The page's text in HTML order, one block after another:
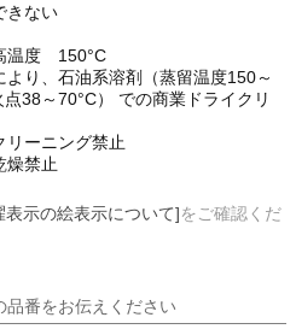
きない
温度 150°C
より、石油系溶剤（蒸留温度150～
点38～70°C） での商業ドライクリ
リーニング禁止
燥禁止
表示の絵表示について]をご確認くだ
品番をお伝えください